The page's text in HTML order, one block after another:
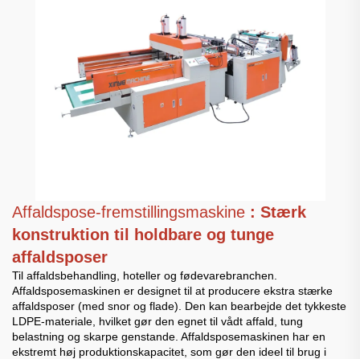
Affaldspose-fremstillingsmaskine : Stærk
konstruktion til holdbare og tunge
affaldsposer
Til affaldsbehandling, hoteller og fødevarebranchen.
Affaldsposemaskinen er designet til at producere ekstra stærke
affaldsposer (med snor og flade). Den kan bearbejde det tykkeste
LDPE-materiale, hvilket gør den egnet til vådt affald, tung
belastning og skarpe genstande. Affaldsposemaskinen har en
ekstremt høj produktionskapacitet, som gør den ideel til brug i